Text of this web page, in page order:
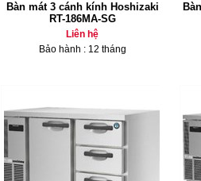
Bàn mát 3 cánh kính Hoshizaki
RT-186MA-SG
Liên hệ
Bảo hành : 12 tháng